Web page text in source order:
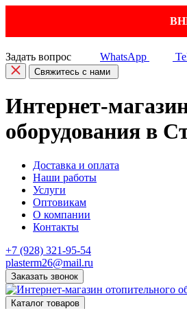
Задать вопрос WhatsApp
Свяжитесь с нами
Интернет-
оборудования в
Доставка и оплата
Наши работы
Услуги
Оптовикам
О компании
Контакты
+7 (928) 321-95-54
plasterm26@mail.ru
Заказать звонок
Каталог товаров